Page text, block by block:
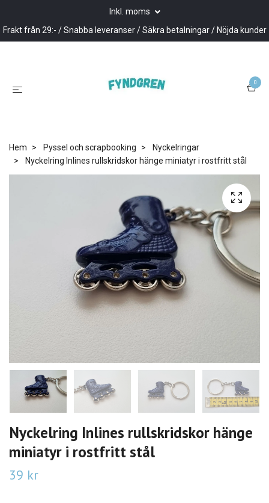
Inkl. moms
Frakt från 29:- / Snabba leveranser / Säkra betalningar / Nöjda kunder
0
Hem Pyssel och scrapbooking
Nyckelringar
Nyckelring Inlines rullskridskor hänge miniatyr i rostfritt stål
Nyckelring Inlines rullskridskor hänge
miniatyr i rostfritt stål
39 kr